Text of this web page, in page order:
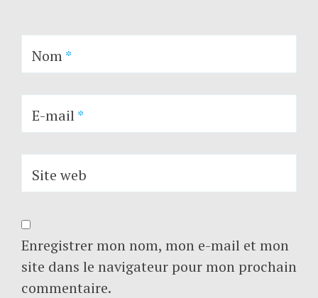
Nom*
E-mail*
Site web
Enregistrer mon nom, mon e-mail et mon
site dans le navigateur pour mon prochain
commentaire.